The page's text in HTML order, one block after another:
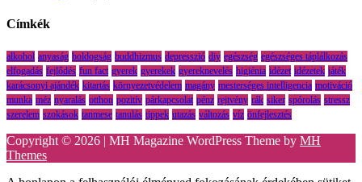
Címkék
alkohol anyaság boldogság buddhizmus depresszió diy egészség egészséges táplálkozás
elfogadás fejlődés fun fact gyerek gyerekek gyereknevelés higiénia idézet idézetek játék
karácsonyi ajándék kitartás környezetvédelem magány mesterséges intelligencia motiváció
munka méz nyaralás otthon pozitív párkapcsolat pénz rejtvény rák siker spórolás stressz
szerelem szokások tanmese tanulás tippek utazás változás víz önfejlesztés
Copyright © 2026 | MH Magazine WordPress Theme by MH
Themes